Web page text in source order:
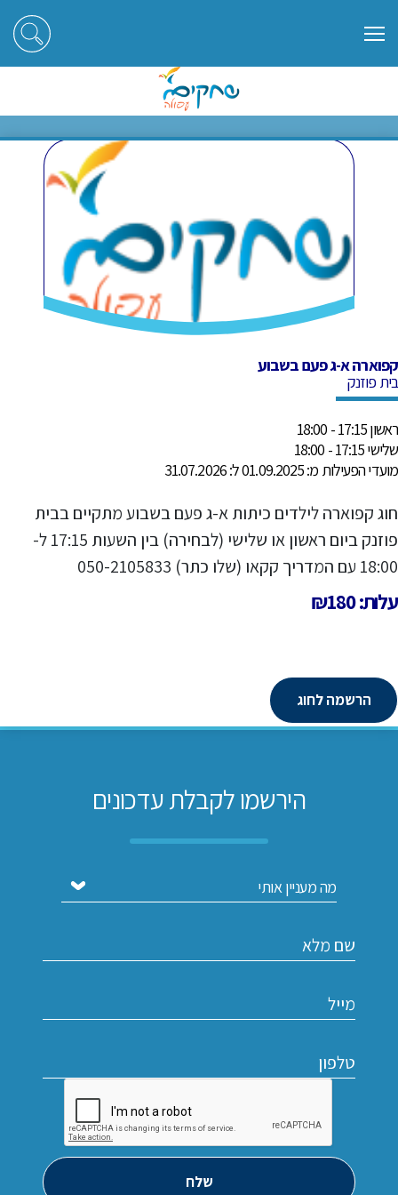
קפוארה א-ג פעם בשבוע
קפוארה א-ג פעם בשבוע
בית פוזנק
ראשון 17:15 - 18:00
שלישי 17:15 - 18:00
מועדי הפעילות מ: 01.09.2025 ל: 31.07.2026
חוג קפוארה לילדים כיתות א-ג פעם בשבוע מתקיים בבית
פוזנק ביום ראשון או שלישי (לבחירה) בין השעות 17:15 ל-
18:00 עם המדריך קקאו (שלו כתר) 050-2105833
עלות: ₪180
הרשמה לחוג
הירשמו לקבלת עדכונים
שלח